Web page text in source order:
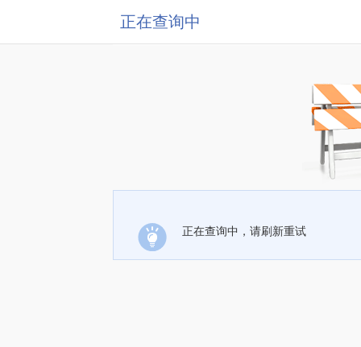
正在查询中
正在查询中，请刷新重试